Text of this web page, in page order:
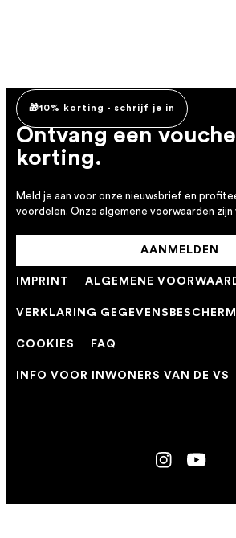
🎁10% korting - schrijf je in
Ontvang een
korting.
Meld je aan voor onze nieuwsbrief en
voordelen. Onze algemene voorwaarden zijn
AANMELDEN
IMPRINT ALGEMENE
VERKLARING
COOKIES FAQ
INFO VOOR INWONERS VAN DE VS